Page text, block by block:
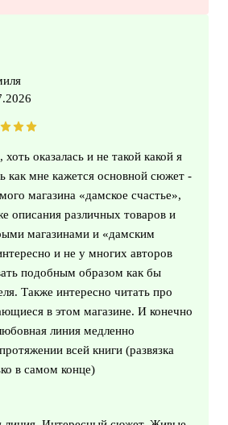
оказалась и не такой какой я
как мне кажется основной сюжет -
магазина «дамское счастье»,
описания различных товаров и
магазинами и «дамским
и не у многих авторов
подобным образом как бы
Также интересно читать про
в этом магазине. И конечно
линия медленно
всей книги (развязка
в самом конце)